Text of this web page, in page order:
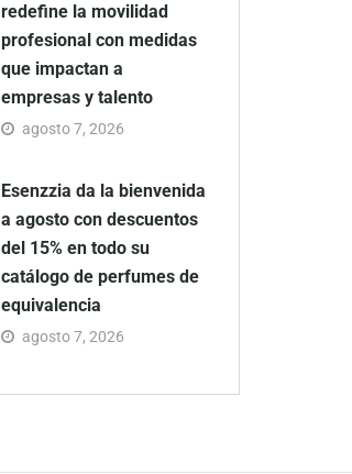
redefine la movilidad
profesional con medidas
que impactan a
empresas y talento
agosto 7, 2026
Esenzzia da la bienvenida
a agosto con descuentos
del 15% en todo su
catálogo de perfumes de
equivalencia
agosto 7, 2026